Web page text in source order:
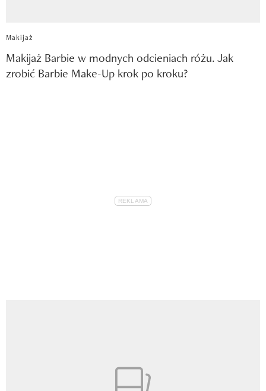
Makijaż
Makijaż Barbie w modnych odcieniach różu. Jak
zrobić Barbie Make-Up krok po kroku?